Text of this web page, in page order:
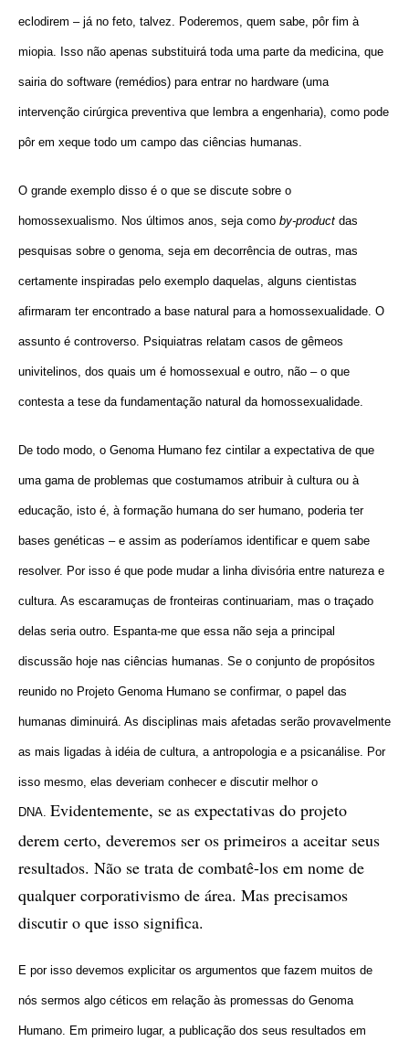
eclodirem – já no feto, talvez. Poderemos, quem sabe, pôr fim à
miopia. Isso não apenas substituirá toda uma parte da medicina, que
sairia do software (remédios) para entrar no hardware (uma
intervenção cirúrgica preventiva que lembra a engenharia), como pode
pôr em xeque todo um campo das ciências humanas.
O grande exemplo disso é o que se discute sobre o
homossexualismo. Nos últimos anos, seja como by-product das
pesquisas sobre o genoma, seja em decorrência de outras, mas
certamente inspiradas pelo exemplo daquelas, alguns cientistas
afirmaram ter encontrado a base natural para a homossexualidade. O
assunto é controverso. Psiquiatras relatam casos de gêmeos
univitelinos, dos quais um é homossexual e outro, não – o que
contesta a tese da fundamentação natural da homossexualidade.
De todo modo, o Genoma Humano fez cintilar a expectativa de que
uma gama de problemas que costumamos atribuir à cultura ou à
educação, isto é, à formação humana do ser humano, poderia ter
bases genéticas – e assim as poderíamos identificar e quem sabe
resolver. Por isso é que pode mudar a linha divisória entre natureza e
cultura. As escaramuças de fronteiras continuariam, mas o traçado
delas seria outro. Espanta-me que essa não seja a principal
discussão hoje nas ciências humanas. Se o conjunto de propósitos
reunido no Projeto Genoma Humano se confirmar, o papel das
humanas diminuirá. As disciplinas mais afetadas serão provavelmente
as mais ligadas à idéia de cultura, a antropologia e a psicanálise. Por
isso mesmo, elas deveriam conhecer e discutir melhor o
DNA. Evidentemente, se as expectativas do projeto
derem certo, deveremos ser os primeiros a aceitar seus
resultados. Não se trata de combatê-los em nome de
qualquer corporativismo de área. Mas precisamos
discutir o que isso significa.
E por isso devemos explicitar os argumentos que fazem muitos de
nós sermos algo céticos em relação às promessas do Genoma
Humano. Em primeiro lugar, a publicação dos seus resultados em